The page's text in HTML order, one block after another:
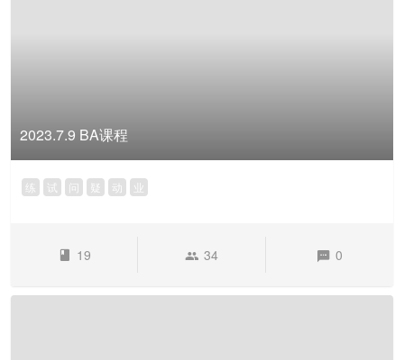
2023.7.9 BA课程
练 试 问 疑 动 业
19 34 0